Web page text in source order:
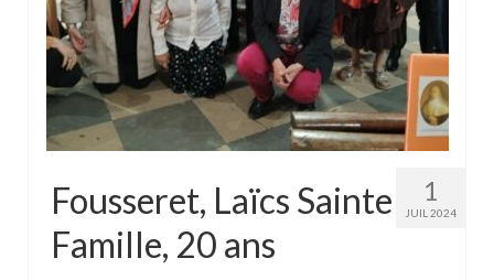
1
JUIL 2024
Fousseret, Laïcs Sainte
Famille, 20 ans